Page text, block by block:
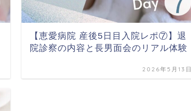
【恵愛病院 産後5日目入院レポ⑦】退
院診察の内容と長男面会のリアル体験
2026年5月13日